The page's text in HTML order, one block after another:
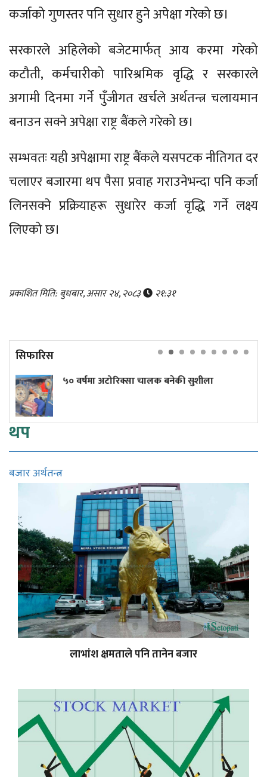
कर्जाको गुणस्तर पनि सुधार हुने अपेक्षा गरेको छ।
सरकारले अहिलेको बजेटमार्फत् आय करमा गरेको
कटौती, कर्मचारीको पारिश्रमिक वृद्धि र सरकारले
अगामी दिनमा गर्ने पुँजीगत खर्चले अर्थतन्त्र चलायमान
बनाउन सक्ने अपेक्षा राष्ट्र बैंकले गरेको छ।
सम्भवतः यही अपेक्षामा राष्ट्र बैंकले यसपटक नीतिगत दर
चलाएर बजारमा थप पैसा प्रवाह गराउनेभन्दा पनि कर्जा
लिनसक्ने प्रक्रियाहरू सुधारेर कर्जा वृद्धि गर्ने लक्ष्य
लिएको छ।
प्रकाशित मिति: बुधबार, असार २४, २०८३ २१:३१
सिफारिस
चालक बनेकी सुशीला
थप
बजार अर्थतन्त्र
लाभांश क्षमताले पनि तानेन बजार